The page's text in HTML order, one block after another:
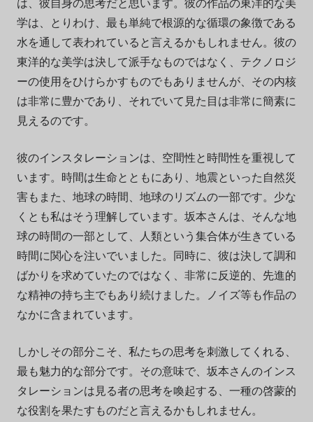
学は、とりわけ、最も単純で根源的な循環の象徴である
水を通して表われていると言えるかもしれません。彼の
東洋的な美学は決して派手なものではなく、テクノロジ
ーの使用をひけらかすものでもありませんが、その内核
は非常に豊かであり、それでいて見た目は非常に簡素に
見えるのです。
彼のインスタレーションは、空間性と時間性を重視して
います。時間は生命とともにあり、地震といった自然災
害もまた、地球の時間、地球のリズムの一部です。少な
くとも私はそう理解しています。坂本さんは、そんな地
球の時間の一部として、人類という集合体が生きている
時間に関心を注いでいました。同時に、彼は決して調和
ばかりを求めていたのではなく、非常に反逆的、先進的
な精神の持ち主でもあり続けました。ノイズ等も作品の
なかに含まれています。
しかしその部分こそ、私たちの思考を刺激してくれる、
最も魅力的な部分です。その意味で、坂本さんのインス
タレーションは見る者の思考を喚起する、一種の啓蒙的
な役割を果たすものだと言えるかもしれません。